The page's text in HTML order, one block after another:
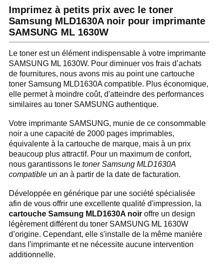
Imprimez à petits prix avec le toner
Samsung MLD1630A noir pour imprimante
SAMSUNG ML 1630W
Le toner est un élément indispensable à votre imprimante
SAMSUNG ML 1630W. Pour diminuer vos frais d’achats
de fournitures, nous avons mis au point une cartouche
toner Samsung MLD1630A compatible. Plus économique,
elle permet à moindre coût, d'atteindre des performances
similaires au toner SAMSUNG authentique.
Votre imprimante SAMSUNG, munie de ce consommable
noir a une capacité de 2000 pages imprimables,
équivalente à la cartouche de marque, mais à un prix
beaucoup plus attractif. Pour un maximum de confort,
nous garantissons le toner Samsung MLD1630A
compatible un an à partir de la date de facturation.
Développée en générique par une société spécialisée
afin de vous offrir une excellente qualité d'impression, la
cartouche Samsung MLD1630A noir offre un design
légèrement différent du toner SAMSUNG ML 1630W
d’origine. Cependant, elle s'installe de la même manière
dans l'imprimante et ne nécessite aucune intervention
additionnelle.